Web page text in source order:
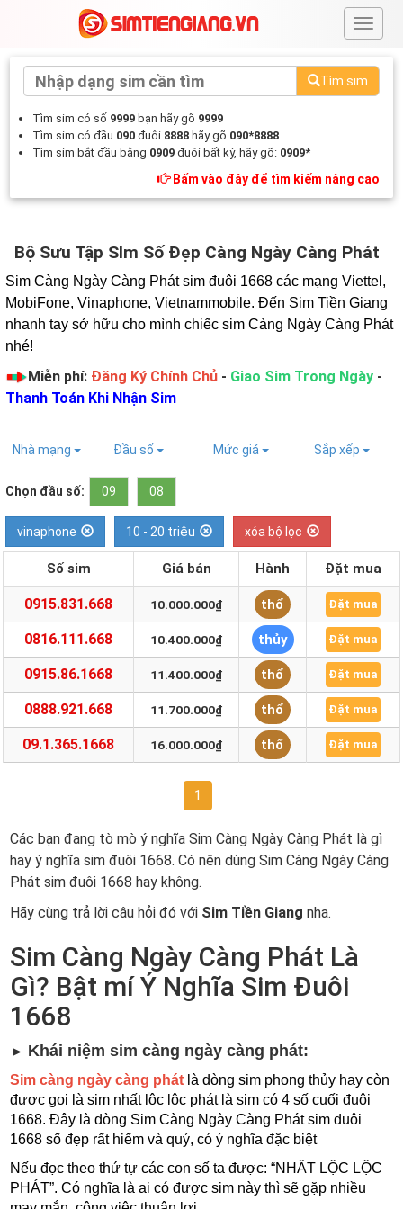
#
Tìm sim
Tìm sim có số 9999 bạn hãy gõ 9999
Tìm sim có đầu 090 đuôi 8888 hãy gõ 090*8888
Tìm sim bắt đầu bằng 0909 đuôi bất kỳ, hãy gõ: 0909*
Bấm vào đây để tìm kiếm nâng cao
Bộ Sưu Tập SIm Số Đẹp Càng Ngày Càng Phát
Sim Càng Ngày Càng Phát sim đuôi 1668 các mạng Viettel,
MobiFone, Vinaphone, Vietnammobile. Đến Sim Tiền Giang
nhanh tay sở hữu cho mình chiếc sim Càng Ngày Càng Phát
nhé!
Miễn phí: Đăng Ký Chính Chủ - Giao Sim Trong Ngày -
Thanh Toán Khi Nhận Sim
Nhà mạng Đầu số Mức giá Sắp xếp
Chọn đầu số: 09 08
vinaphone 10 - 20 triệu xóa bộ lọc
Số sim Giá bán Hành Đặt mua
0915.831.668 10.000.000₫ thổ Đặt mua
0816.111.668 10.400.000₫ thủy Đặt mua
0915.86.1668 11.400.000₫ thổ Đặt mua
0888.921.668 11.700.000₫ thổ Đặt mua
09.1.365.1668 16.000.000₫ thổ Đặt mua
1
Các bạn đang tò mò ý nghĩa Sim Càng Ngày Càng Phát là gì
hay ý nghĩa sim đuôi 1668. Có nên dùng Sim Càng Ngày Càng
Phát sim đuôi 1668 hay không.
Hãy cùng trả lời câu hỏi đó với Sim Tiền Giang nha.
Sim Càng Ngày Càng Phát Là
Gì? Bật mí Ý Nghĩa Sim Đuôi
1668
► Khái niệm sim càng ngày càng phát:
Sim càng ngày càng phát là dòng sim phong thủy hay còn
được gọi là sim nhất lộc lộc phát là sim có 4 số cuối đuôi
1668. Đây là dòng Sim Càng Ngày Càng Phát sim đuôi
1668 số đẹp rất hiếm và quý, có ý nghĩa đặc biệt
Nếu đọc theo thứ tự các con số ta được: “NHẤT LỘC LỘC
PHÁT”. Có nghĩa là ai có được sim này thì sẽ gặp nhiều